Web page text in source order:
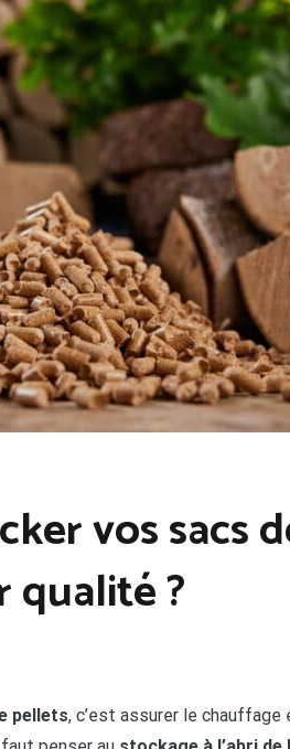
vos sacs
qualité ?
pellets, c’est assurer le chauffage